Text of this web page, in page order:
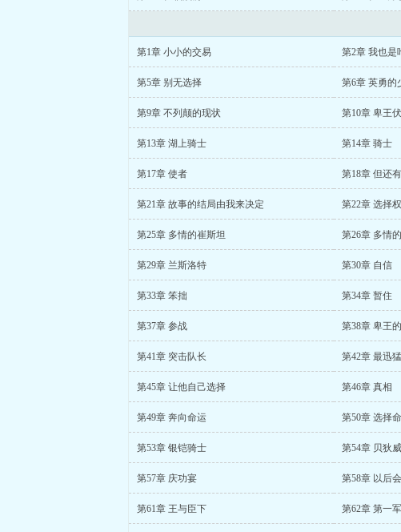
第1章 小小的交易 第2章 我也是
第5章 别无选择 第6章 英勇的
第9章 不列颠的现状 第10章 卑王
第13章 湖上骑士 第14章 骑士
第17章 使者 第18章 但还
第21章 故事的结局由我来决定 第22章 选择权
第25章 多情的崔斯坦 第26章 多情
第29章 兰斯洛特 第30章 自信
第33章 笨拙 第34章 暂住
第37章 参战 第38章 卑王
第41章 突击队长 第42章 最迅
第45章 让他自己选择 第46章 真相
第49章 奔向命运 第50章 选择
第53章 银铠骑士 第54章 贝狄
第57章 庆功宴 第58章 以后
第61章 王与臣下 第62章 第一